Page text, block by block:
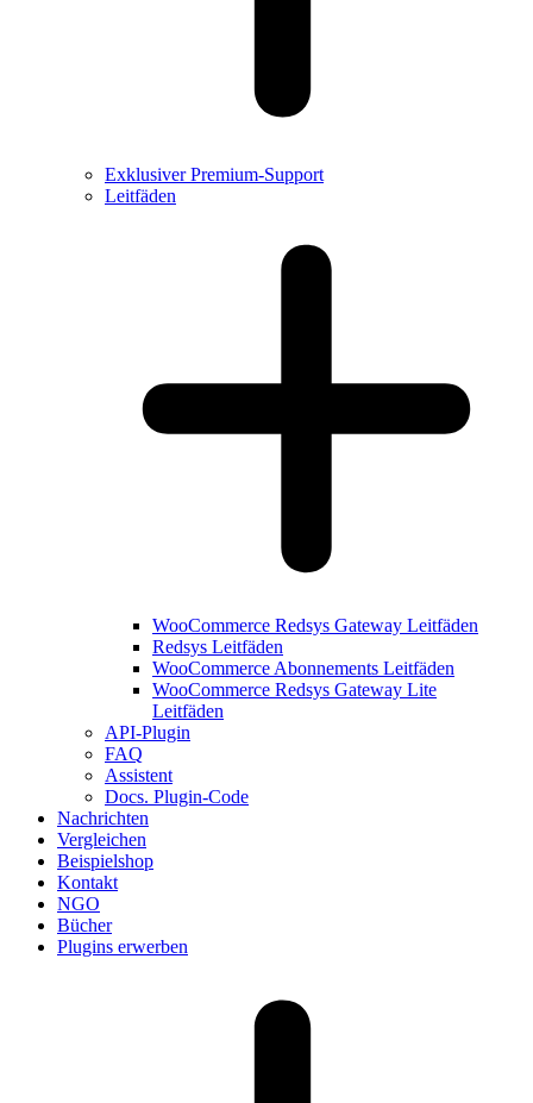
Exklusiver Premium-Support
Leitfäden
WooCommerce Redsys Gateway Leitfäden
Redsys Leitfäden
WooCommerce Abonnements Leitfäden
WooCommerce Redsys Gateway Lite
Leitfäden
API-Plugin
FAQ
Assistent
Docs. Plugin-Code
Nachrichten
Vergleichen
Beispielshop
Kontakt
NGO
Bücher
Plugins erwerben